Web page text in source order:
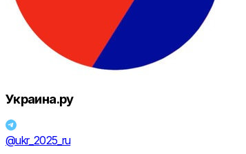
Украина.ру
@ukr_2025_ru